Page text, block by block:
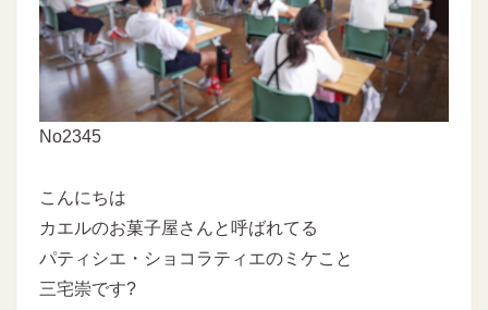
No2345
こんにちは
カエルのお菓子屋さんと呼ばれてる
パティシエ・ショコラティエのミケこと
三宅崇です?